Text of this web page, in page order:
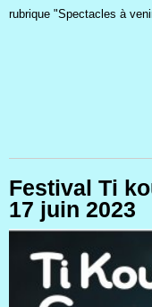
rubrique "Spectacles à
Festival Ti
17 juin 2023